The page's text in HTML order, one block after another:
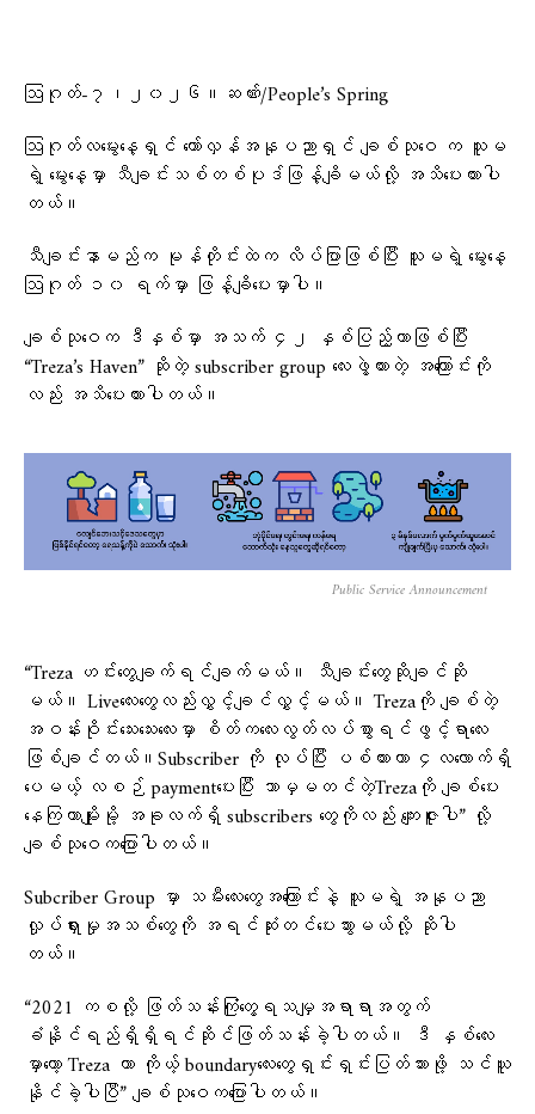
ဩဂုတ်-၇၊၂၀၂၆။ဆဏ်း/People’s Spring
ဩဂုတ်လမွေးနေ့ရှင် တော်လှန်အနုပညာရှင် ချစ်သုဝေ က သူမ
ရဲ့ မွေးနေ့မှာ သီချင်းသစ်တစ်ပုဒ်ဖြန့်ချိမယ်လို့ အသိပေးထားပါ
တယ်။
သီချင်းနာမည်က မုန်တိုင်းထဲက လိပ်ပြာဖြစ်ပြီး သူမရဲ့ မွေးနေ့
ဩဂုတ် ၁၀ ရက်မှာ ဖြန့်ချိပေးမှာပါ။
ချစ်သုဝေက ဒီနှစ်မှာ အသက် ၄၂ နှစ်ပြည့်တာဖြစ်ပြီး
“Treza’s Haven” ဆိုတဲ့ subscriber group လေးဖွဲ့ထားတဲ့ အကြောင်းကို
လည်း အသိပေးထားပါတယ်။
Public Service Announcement
“Treza ဟင်းတွေချက်ရင်ချက်မယ်။ သီချင်းတွေဆိုချင်ဆို
မယ်။ Liveလေးတွေလည်းလွှင့်ချင်လွှင့်မယ်။ Trezaကို ချစ်တဲ့
အဝန်းဝိုင်းသေးသေးလေးမှာ စိတ်ကလေးလွတ်လပ်စွာရင်ဖွင့်ရာလေး
ဖြစ်ချင်တယ်။Subscriber ကို လုပ်ပြီး ပစ်ထားတာ ၄လလောက်ရှိ
ပေမယ့် လစဉ် paymentပေးပြီး ဘာမှမတင်တဲ့Trezaကို ချစ်ပေး
နေကြတာမျိုးမို့ အခုလက်ရှိ subscribers တွေကိုလည်း ကျေးဇူးပါ” လို့
ချစ်သုဝေကပြောပါတယ်။
Subcriber Group မှာ သမီးလေးတွေအကြောင်းနဲ့ သူမရဲ့ အနုပညာ
လှုပ်ရှားမှုအသစ်တွေကို အရင်ဆုံးတင်ပေးသွားမယ်လို့ ဆိုပါ
တယ်။
“2021 ကစလို့ ဖြတ်သန်းကြုံတွေ့ရသမျှအရာရာအတွက်
ခံနိုင်ရည်ရှိရှိရင်ဆိုင်ဖြတ်သန်းခဲ့ပါတယ်။ ဒီ နှစ်လေး
မှာတော့ Treza ဟာ ကိုယ့် boundaryလေးတွေရှင်းရှင်းပြတ်သားဖို့ သင်ယူ
နိုင်ခဲ့ပါပြီ” ချစ်သုဝေကပြောပါတယ်။